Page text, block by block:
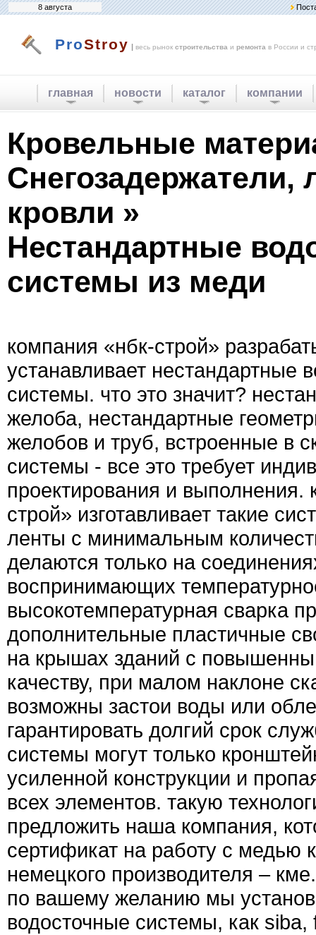
8 августа
ProStroy | весь рынок строительства и ремонта в России и
главная новости каталог компании
Кровельные
Снегозадержатели,
кровли »
Нестандартные
системы из меди
компания «нбк-строй»
устанавливает нестандартные
системы. что это значит?
желоба, нестандартные
желобов и труб, встроенные в
системы - все это требует
проектирования и выполнения.
строй» изготавливает такие
ленты с минимальным
делаются только на
воспринимающих
высокотемпературная сварка
дополнительные пластичные
на крышах зданий с
качеству, при малом наклоне
возможны застои воды или
гарантировать долгий срок
системы могут только
усиленной конструкции и
всех элементов. такую
предложить наша компания,
сертификат на работу с медью
немецкого производителя – кме.
по вашему желанию мы
водосточные системы, как